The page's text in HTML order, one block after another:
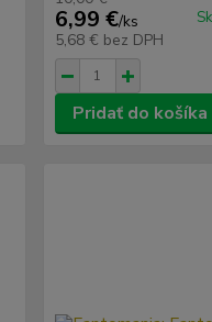
6,99 €/ks
5,68 € bez DPH
Pridať do košíka